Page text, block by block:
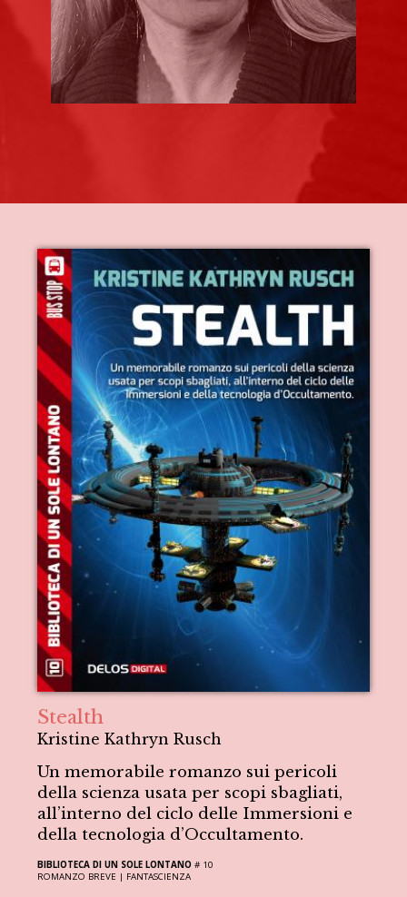
Stealth
Kristine Kathryn Rusch
Un memorabile romanzo sui pericoli
della scienza usata per scopi sbagliati,
all’interno del ciclo delle Immersioni e
della tecnologia d’Occultamento.
BIBLIOTECA DI UN SOLE LONTANO # 10
ROMANZO BREVE | FANTASCIENZA